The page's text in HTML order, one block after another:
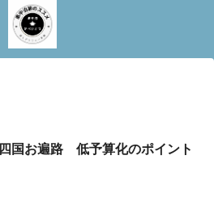
四国お遍路 低予算化のポイント